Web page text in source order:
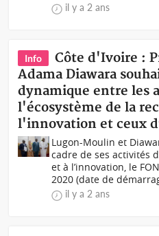
il y a 2 ans
Info
Côte d'Ivoire :
Adama Diawara
dynamique entre les
l'écosystème de la
l'innovation et ceux
Lugon-Moulin et
cadre de ses activités
et à l’innovation, le
2020 (date de
il y a 2 ans